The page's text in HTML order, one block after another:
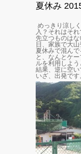
夏休み
めっきり涼し
入？それはそれ
先立つものは
日、家族で大山
夏休みで混ん
と、なんとケ
ルを利用しよ
結果、逆に空い
いざ、出発です